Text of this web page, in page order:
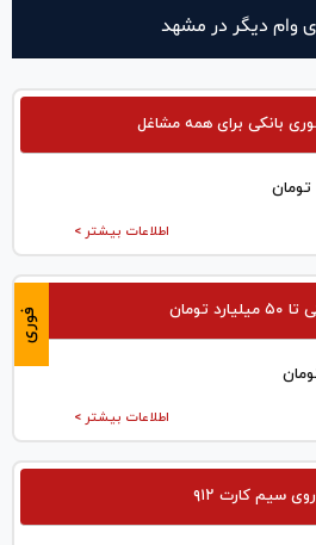
وام دیگر در مشهد
بانکی برای همه مشاغل
تومان
اطلاعات بیشتر >
فوری تومان
اطلاعات بیشتر >
سیم کارت ۹۱۲